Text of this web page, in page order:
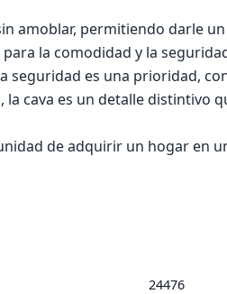
amoblar, permitiendo darle
la comodidad y la
seguridad es una prioridad,
la cava es un detalle distintivo
de adquirir un hogar en
24476